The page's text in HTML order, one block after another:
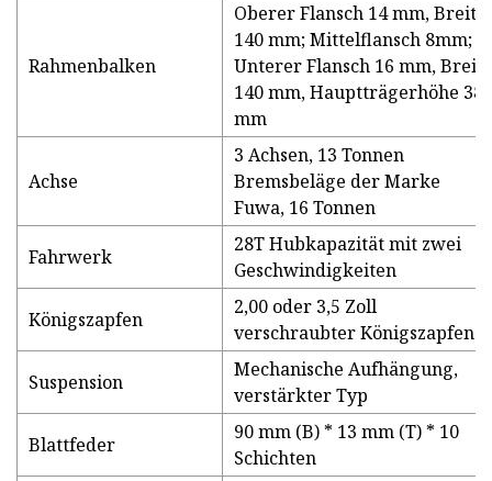
Rahmenbalken
Oberer Flansch 14 mm, Breite
140 mm; Mittelflansch 8mm;
Unterer Flansch 16 mm, Breite
140 mm, Hauptträgerhöhe 380
mm
Achse
3 Achsen, 13 Tonnen
Bremsbeläge der Marke
Fuwa, 16 Tonnen
Fahrwerk
28T Hubkapazität mit zwei
Geschwindigkeiten
Königszapfen
2,00 oder 3,5 Zoll
verschraubter Königszapfen
Suspension
Mechanische Aufhängung,
verstärkter Typ
Blattfeder
90 mm (B) * 13 mm (T) * 10
Schichten